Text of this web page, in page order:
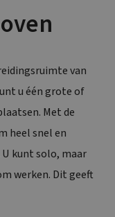
van
u één grote of
Met de
heel snel en
kunt solo, maar
werken. Dit geeft